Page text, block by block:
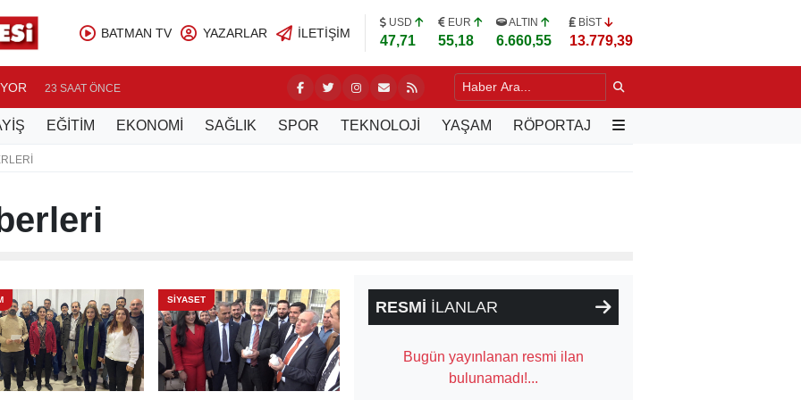
BATMAN TV YAZARLAR İLETIŞIM
USD
47,71
EUR
55,18
ALTIN
6.660,55
BİST
13.779,39
23 SAAT ÖNCE BATMAN’DA YILLARIN SORUNU DEĞİŞİYOR 23 SAAT ÖNCE
EĞİTİM EKONOMİ SAĞLIK SPOR TEKNOLOJİ YAŞAM RÖPORTAJ
SİYASET RESMİ İLANLAR
Bugün yayınlanan resmi ilan
bulunamadı!...